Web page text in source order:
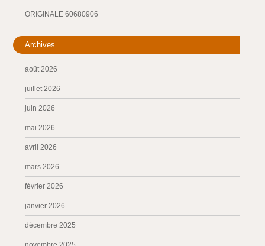
ORIGINALE 60680906
Archives
août 2026
juillet 2026
juin 2026
mai 2026
avril 2026
mars 2026
février 2026
janvier 2026
décembre 2025